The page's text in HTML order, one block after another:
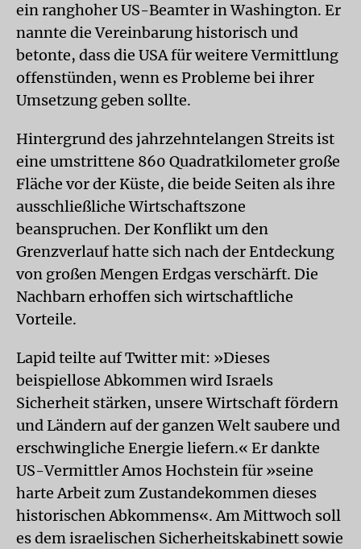
ein ranghoher US-Beamter in Washington. Er
nannte die Vereinbarung historisch und
betonte, dass die USA für weitere Vermittlung
offenstünden, wenn es Probleme bei ihrer
Umsetzung geben sollte.
Hintergrund des jahrzehntelangen Streits ist
eine umstrittene 860 Quadratkilometer große
Fläche vor der Küste, die beide Seiten als ihre
ausschließliche Wirtschaftszone
beanspruchen. Der Konflikt um den
Grenzverlauf hatte sich nach der Entdeckung
von großen Mengen Erdgas verschärft. Die
Nachbarn erhoffen sich wirtschaftliche
Vorteile.
Lapid teilte auf Twitter mit: »Dieses
beispiellose Abkommen wird Israels
Sicherheit stärken, unsere Wirtschaft fördern
und Ländern auf der ganzen Welt saubere und
erschwingliche Energie liefern.« Er dankte
US-Vermittler Amos Hochstein für »seine
harte Arbeit zum Zustandekommen dieses
historischen Abkommens«. Am Mittwoch soll
es dem israelischen Sicherheitskabinett sowie